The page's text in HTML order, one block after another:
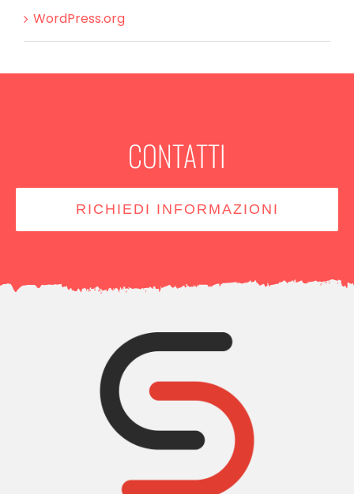
WordPress.org
CONTATTI
RICHIEDI INFORMAZIONI